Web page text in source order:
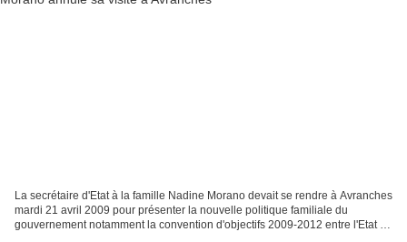
La secrétaire d'Etat à la famille Nadine Morano devait se rendre à Avranches
mardi 21 avril 2009 pour présenter la nouvelle politique familiale du
gouvernement notamment la convention d'objectifs 2009-2012 entre l'Etat et